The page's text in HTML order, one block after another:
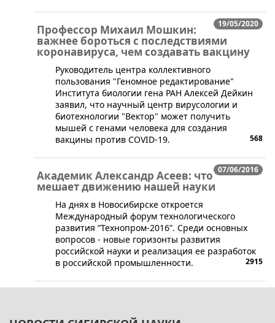
19/05/2020
Профессор Михаил Мошкин:
важнее бороться с последствиями
коронавируса, чем создавать вакцину
Руководитель центра коллективного
пользования "Геномное редактирование"
Института биологии гена РАН Алексей Дейкин
заявил, что научный центр вирусологии и
биотехнологии "Вектор" может получить
мышей с генами человека для создания
вакцины против COVID-19.
568
07/06/2016
Академик Александр Асеев: что
мешает движению нашей науки
На днях в Новосибирске откроется
Международный форум технологического
развития “Технопром-2016”. Среди основных
вопросов - новые горизонты развития
российской науки и реализация ее разработок
в российской промышленности.
2915